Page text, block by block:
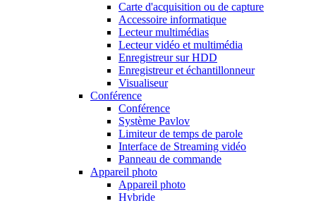
Carte d'acquisition ou de capture
Accessoire informatique
Lecteur multimédias
Lecteur vidéo et multimédia
Enregistreur sur HDD
Enregistreur et échantillonneur
Visualiseur
Conférence
Conférence
Système Pavlov
Limiteur de temps de parole
Interface de Streaming vidéo
Panneau de commande
Appareil photo
Appareil photo
Hybride